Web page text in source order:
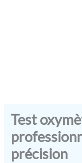
Test
précision